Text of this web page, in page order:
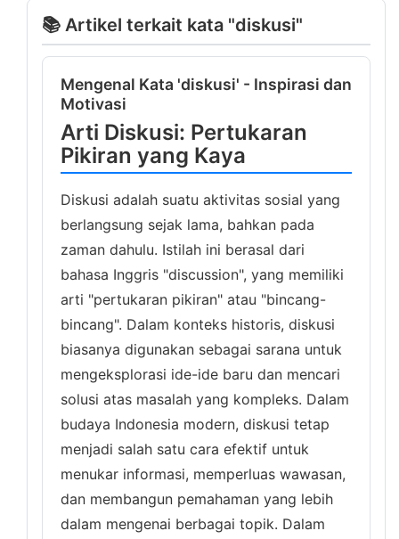
📚 Artikel terkait kata "diskusi"
Mengenal Kata 'diskusi' - Inspirasi dan
Motivasi
Arti Diskusi: Pertukaran
Pikiran yang Kaya
Diskusi adalah suatu aktivitas sosial yang
berlangsung sejak lama, bahkan pada
zaman dahulu. Istilah ini berasal dari
bahasa Inggris "discussion", yang memiliki
arti "pertukaran pikiran" atau "bincang-
bincang". Dalam konteks historis, diskusi
biasanya digunakan sebagai sarana untuk
mengeksplorasi ide-ide baru dan mencari
solusi atas masalah yang kompleks. Dalam
budaya Indonesia modern, diskusi tetap
menjadi salah satu cara efektif untuk
menukar informasi, memperluas wawasan,
dan membangun pemahaman yang lebih
dalam mengenai berbagai topik. Dalam